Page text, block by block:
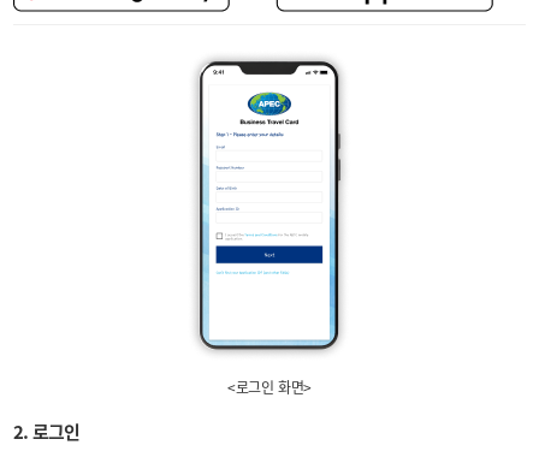
<로그인 화면>
2. 로그인